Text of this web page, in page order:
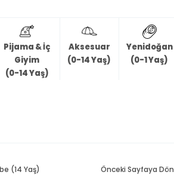
Pijama & İç
Giyim
(0-14 Yaş)
Aksesuar
(0-14 Yaş)
Yenidoğan
(0-1 Yaş)
(14 Yaş) Önceki Sayfaya Dön